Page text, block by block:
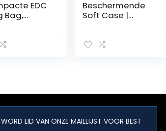
EDC
Bag,
voor
Beschermende
Soft Case |
ontworpen voor
WORD LID VAN ONZE MAILLIJST VOOR BEST